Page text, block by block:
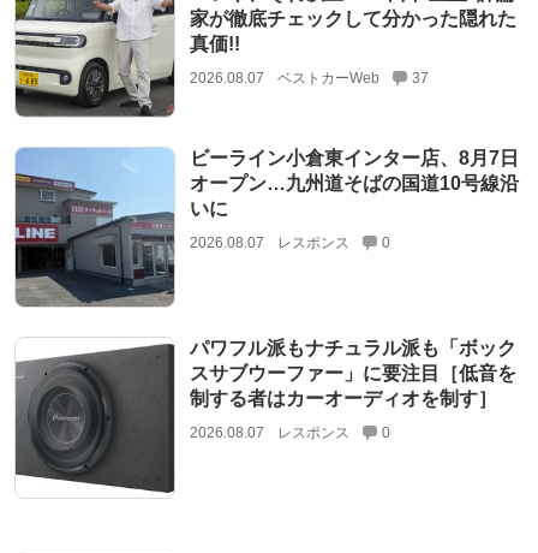
家が徹底チェックして分かった隠れた
真価!!
2026.08.07 ベストカーWeb 37
ビーライン小倉東インター店、8月7日
オープン…九州道そばの国道10号線沿
いに
2026.08.07 レスポンス 0
パワフル派もナチュラル派も「ボック
スサブウーファー」に要注目［低音を
制する者はカーオーディオを制す］
2026.08.07 レスポンス 0